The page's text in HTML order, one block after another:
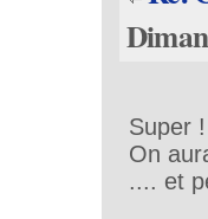
Super
On
.... et